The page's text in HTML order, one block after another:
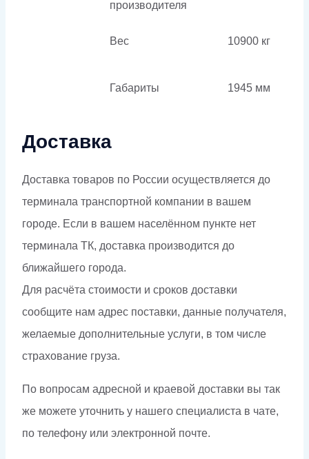
производителя
Вес 10900 кг
Габариты 1945 мм
Доставка
Доставка товаров по России осуществляется до
терминала транспортной компании в вашем
городе. Если в вашем населённом пункте нет
терминала ТК, доставка производится до
ближайшего города.
Для расчёта стоимости и сроков доставки
сообщите нам адрес поставки, данные получателя,
желаемые дополнительные услуги, в том числе
страхование груза.
По вопросам адресной и краевой доставки вы так
же можете уточнить у нашего специалиста в чате,
по телефону или электронной почте.